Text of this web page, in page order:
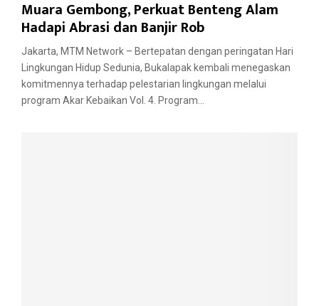
Muara Gembong, Perkuat Benteng Alam
Hadapi Abrasi dan Banjir Rob
Jakarta, MTM Network – Bertepatan dengan peringatan Hari
Lingkungan Hidup Sedunia, Bukalapak kembali menegaskan
komitmennya terhadap pelestarian lingkungan melalui
program Akar Kebaikan Vol. 4. Program...